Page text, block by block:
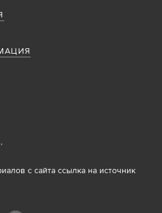
с сайта ссылка на источник